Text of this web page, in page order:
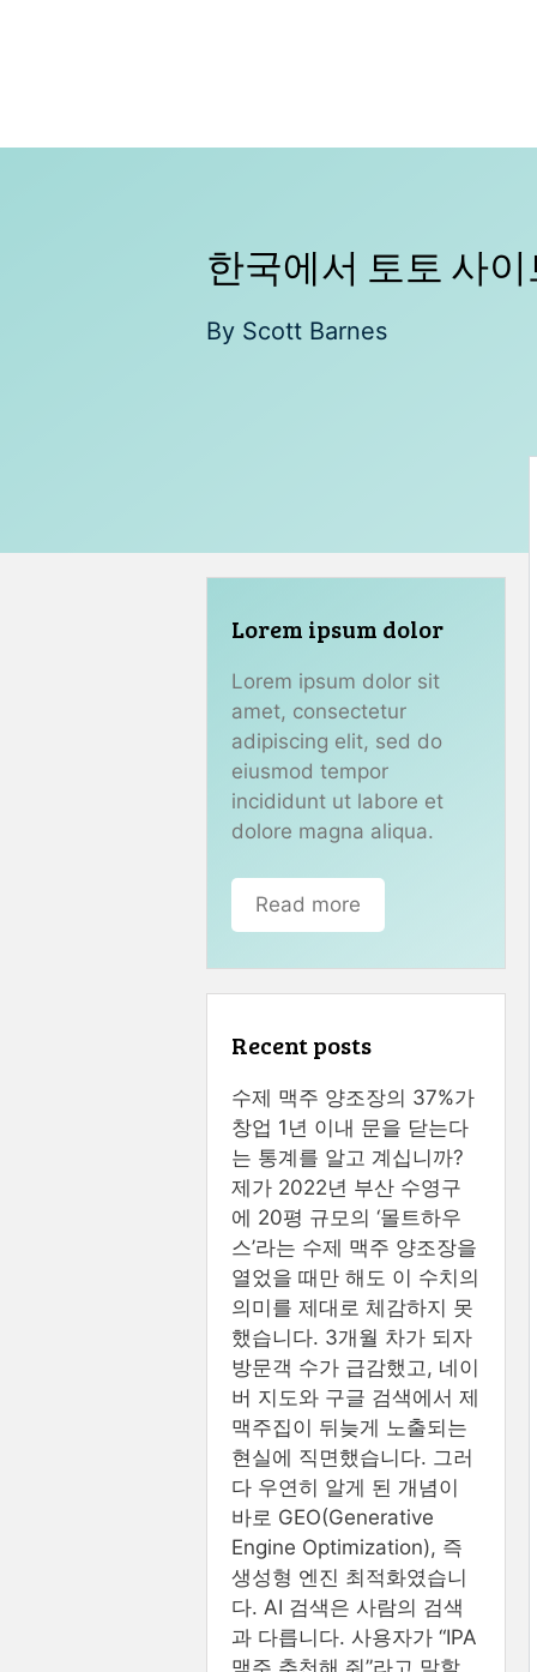
한국에서 토토 사
By Scott Barnes
Lorem ipsum dolor
Lorem ipsum dolor sit
amet, consectetur
adipiscing elit, sed do
eiusmod tempor
incididunt ut labore et
dolore magna aliqua.
Read more
Recent posts
수제 맥주 양조장의 37%가
창업 1년 이내 문을 닫는다
는 통계를 알고 계십니까?
제가 2022년 부산 수영구
에 20평 규모의 ‘몰트하우
스’라는 수제 맥주 양조장을
열었을 때만 해도 이 수치의
의미를 제대로 체감하지 못
했습니다. 3개월 차가 되자
방문객 수가 급감했고, 네이
버 지도와 구글 검색에서 제
맥주집이 뒤늦게 노출되는
현실에 직면했습니다. 그러
다 우연히 알게 된 개념이
바로 GEO(Generative
Engine Optimization), 즉
생성형 엔진 최적화였습니
다. AI 검색은 사람의 검색
과 다릅니다. 사용자가 “IPA
맥주 추천해 줘”라고 말할